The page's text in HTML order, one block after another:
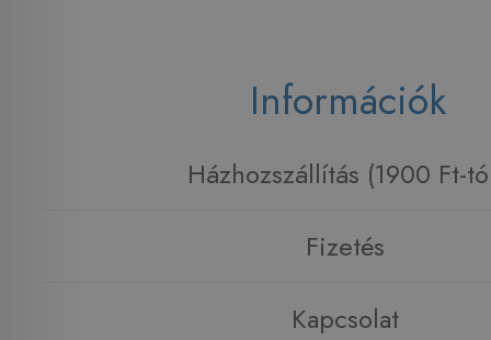
Információk
Házhozszállítás (1900 Ft-
Fizetés
Kapcsolat